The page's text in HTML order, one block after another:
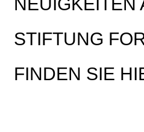
NEUIGKEITEN
STIFTUNG
FINDEN SIE